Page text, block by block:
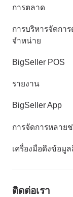
การตลาด
การบริหารจัดกา
จำหน่าย
BigSeller POS
รายงาน
BigSeller App
การจัดการหลาย
เครื่องมือดึงข้อมู
ติดต่อเรา